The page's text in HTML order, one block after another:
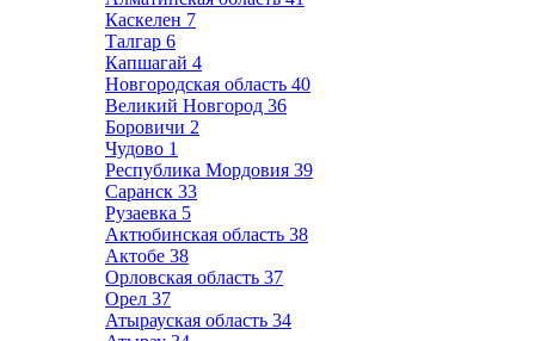
Каскелен 7
Талгар 6
Капшагай 4
Новгородская область 40
Великий Новгород 36
Боровичи 2
Чудово 1
Республика Мордовия 39
Саранск 33
Рузаевка 5
Актюбинская область 38
Актобе 38
Орловская область 37
Орел 37
Атырауская область 34